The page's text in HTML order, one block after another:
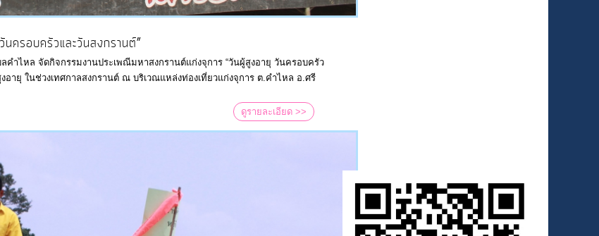
ครอบครัวและวันสงกรานต์”
ำไหล จัดกิจกรรมงานประเพณีมหาสงกรานต์แก่งจุการ “วันผู้สูงอายุ วันครอบครัว
ายุ ในช่วงเทศกาลสงกรานต์ ณ บริเวณแหล่งท่องเที่ยวแก่งจุการ ต.คำไหล อ.ศรี
ดูรายละเอียด >>